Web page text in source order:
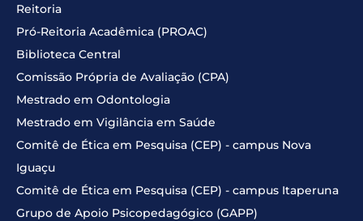
Reitoria
Pró-Reitoria Acadêmica (PROAC)
Biblioteca Central
Comissão Própria de Avaliação (CPA)
Mestrado em Odontologia
Mestrado em Vigilância em Saúde
Comitê de Ética em Pesquisa (CEP) - campus Nova
Iguaçu
Comitê de Ética em Pesquisa (CEP) - campus Itaperuna
Grupo de Apoio Psicopedagógico (GAPP)